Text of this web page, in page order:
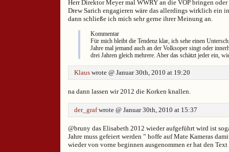
Herr Direktor Meyer mal WWRY an die VOP bringen
Drew Sarich engagieren wäre das allerdings wirklich ein
dann schließe ich mich sehr gerne ihrer Meinung an.
Kommentar
Für mich bleibt die Tendenz klar, ich sehe einen
Jahre mal jemand auch an der Volksoper singt oder
drei Jahren gleich mehrere. Aber das schätzt jeder ein,
Klaus wrote @ Januar 30th, 2010 at 19:20
na dann lassen wir 2012 die Korken knallen.
der_grafwrote @ Januar 30th, 2010 at 15:37
@bruny das Elisabeth 2012 wieder aufgeführt wird ist
Jahre muss gefeiert werden ” hoffe auf Mate Kameras
wieder von vorne beginnen ausgenommen er hat den Text